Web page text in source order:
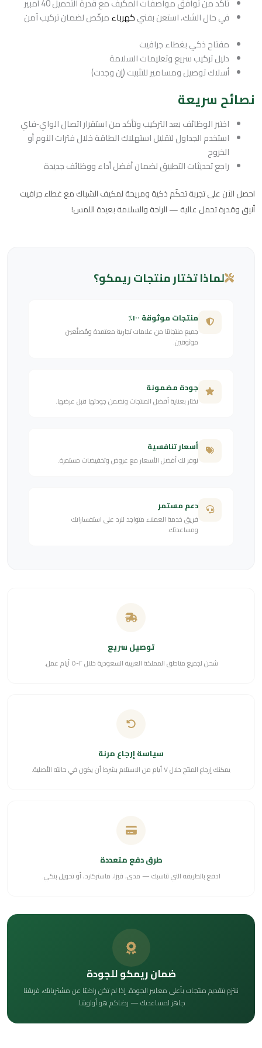
تأكد من توافق مواصفات المكيف مع قدرة التحميل 40 أمبير
في حال الشك، استعن بفنيكهرباءمرخّص لضمان تركيب آمن
مفتاح ذكي بغطاء جرافيت
دليل تركيب سريع وتعليمات السلامة
أسلاك توصيل ومسامير للتثبيت (إن وجدت)
نصائح سريعة
اختبر الوظائف بعد التركيب وتأكد من استقرار اتصال الواي‑فاي
استخدم الجداول لتقليل استهلاك الطاقة خلال فترات النوم أو
الخروج
راجع تحديثات التطبيق لضمان أفضل أداء ووظائف جديدة
احصل الآن على تجربة تحكّم ذكية ومريحة لمكيف الشباك مع غطاء جرافيت
أنيق وقدرة تحمل عالية — الراحة والسلامة بعيدة اللمس!
لماذا تختار منتجات ريمكو؟
منتجات موثوقة ١٠٠٪
جميع منتجاتنا من علامات تجارية معتمدة ومُصنّعين
موثوقين.
جودة مضمونة
نختار بعناية أفضل المنتجات ونضمن جودتها قبل عرضها.
أسعار تنافسية
نوفر لك أفضل الأسعار مع عروض وتخفيضات مستمرة.
دعم مستمر
فريق خدمة العملاء متواجد للرد على استفساراتك
ومساعدتك.
توصيل سريع
شحن لجميع مناطق المملكة العربية السعودية خلال ٢-٥ أيام عمل.
سياسة إرجاع مرنة
يمكنك إرجاع المنتج خلال ٧ أيام من الاستلام بشرط أن يكون في حالته الأصلية.
طرق دفع متعددة
ادفع بالطريقة التي تناسبك — مدى، فيزا، ماستركارد، أو تحويل بنكي.
ضمان ريمكو للجودة
نلتزم بتقديم منتجات بأعلى معايير الجودة. إذا لم تكن راضيًا عن مشترياتك، فريقنا
جاهز لمساعدتك — رضاكم هو أولويتنا.